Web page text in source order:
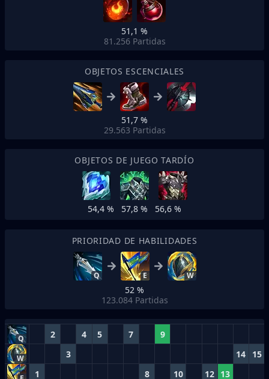
51,1 %
81.256 Partidas
OBJETOS ESCENCIALES
51,7 %
29.563 Partidas
OBJETOS DE JUEGO TARDÍO
54,4 % 57,8 % 56,6 %
PRIORIDAD DE HABILIDADES
Q E W
52 %
123.084 Partidas
Q 2 4 5 7 9
W 3 14 15
1 8 10 12 13